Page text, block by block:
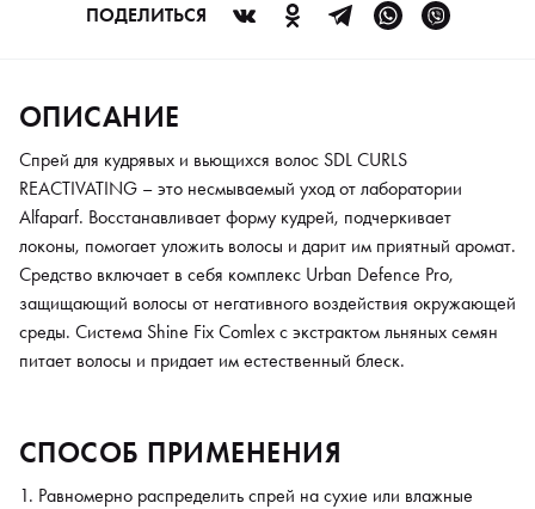
ПОДЕЛИТЬСЯ
ОПИСАНИЕ
Спрей для кудрявых и вьющихся волос SDL CURLS
REACTIVATING – это несмываемый уход от лаборатории
Alfaparf. Восстанавливает форму кудрей, подчеркивает
локоны, помогает уложить волосы и дарит им приятный аромат.
Средство включает в себя комплекс Urban Defence Pro,
защищающий волосы от негативного воздействия окружающей
среды. Система Shine Fix Comlex с экстрактом льняных семян
питает волосы и придает им естественный блеск.
СПОСОБ ПРИМЕНЕНИЯ
Равномерно распределить спрей на сухие или влажные